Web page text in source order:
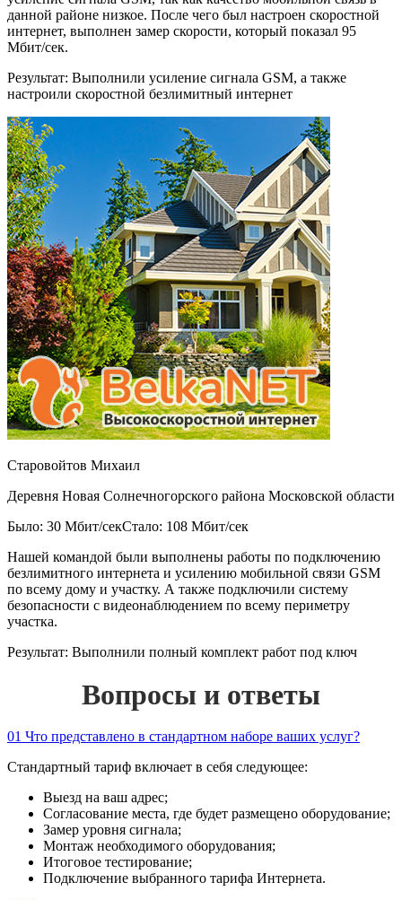
данной районе низкое. После чего был настроен скоростной
интернет, выполнен замер скорости, который показал 95
Мбит/сек.
Результат: Выполнили усиление сигнала GSM, а также
настроили скоростной безлимитный интернет
Старовойтов Михаил
Деревня Новая Солнечногорского района Московской области
Было: 30 Мбит/секСтало: 108 Мбит/сек
Нашей командой были выполнены работы по подключению
безлимитного интернета и усилению мобильной связи GSM
по всему дому и участку. А также подключили систему
безопасности с видеонаблюдением по всему периметру
участка.
Результат: Выполнили полный комплект работ под ключ
Вопросы и ответы
01 Что представлено в стандартном наборе ваших услуг?
Стандартный тариф включает в себя следующее:
Выезд на ваш адрес;
Согласование места, где будет размещено оборудование;
Замер уровня сигнала;
Монтаж необходимого оборудования;
Итоговое тестирование;
Подключение выбранного тарифа Интернета.